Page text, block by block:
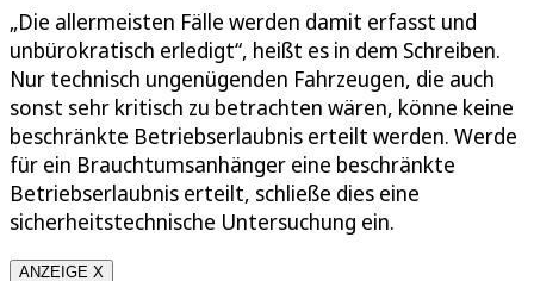
„Die allermeisten Fälle werden damit erfasst und
unbürokratisch erledigt“, heißt es in dem Schreiben.
Nur technisch ungenügenden Fahrzeugen, die auch
sonst sehr kritisch zu betrachten wären, könne keine
beschränkte Betriebserlaubnis erteilt werden. Werde
für ein Brauchtumsanhänger eine beschränkte
Betriebserlaubnis erteilt, schließe dies eine
sicherheitstechnische Untersuchung ein.
ANZEIGE X